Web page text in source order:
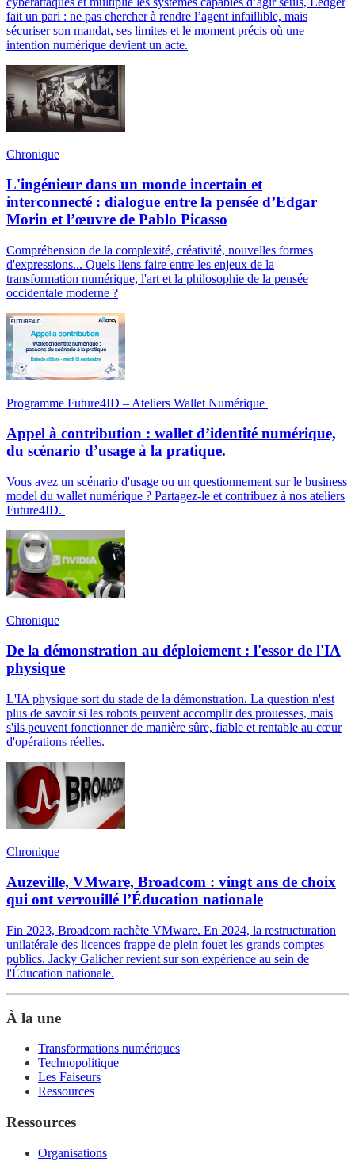
fait un pari : ne pas chercher à rendre l’agent infaillible, mais
sécuriser son mandat, ses limites et le moment précis où une
intention numérique devient un acte.
Chronique
L'ingénieur dans un monde incertain et
interconnecté : dialogue entre la pensée d’Edgar
Morin et l’œuvre de Pablo Picasso
Compréhension de la complexité, créativité, nouvelles formes
d'expressions... Quels liens faire entre les enjeux de la
transformation numérique, l'art et la philosophie de la pensée
occidentale moderne ?
Programme Future4ID – Ateliers Wallet Numérique
Appel à contribution : wallet d’identité numérique,
du scénario d’usage à la pratique.
Vous avez un scénario d'usage ou un questionnement sur le business
model du wallet numérique ? Partagez-le et contribuez à nos ateliers
Future4ID.
Chronique
De la démonstration au déploiement : l'essor de l'IA
physique
L'IA physique sort du stade de la démonstration. La question n'est
plus de savoir si les robots peuvent accomplir des prouesses, mais
s'ils peuvent fonctionner de manière sûre, fiable et rentable au cœur
d'opérations réelles.
Chronique
Auzeville, VMware, Broadcom : vingt ans de choix
qui ont verrouillé l’Éducation nationale
Fin 2023, Broadcom rachète VMware. En 2024, la restructuration
unilatérale des licences frappe de plein fouet les grands comptes
publics. Jacky Galicher revient sur son expérience au sein de
l'Éducation nationale.
À la une
Transformations numériques
Technopolitique
Les Faiseurs
Ressources
Ressources
Organisations